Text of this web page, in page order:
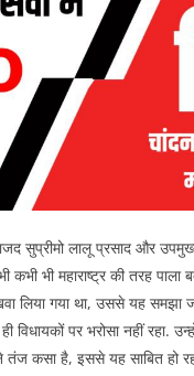
सुप्रीमो लालू प्रसाद और
भी महाराष्ट्र की तरह
लिया गया था, उससे यह
पर भरोसा नहीं रहा.
कसा है, इससे यह साबित हो